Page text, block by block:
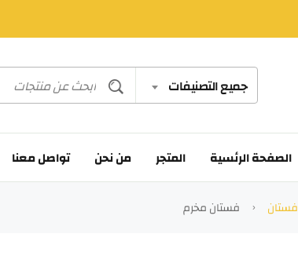
جميع التصنيفات
الصفحة الرئسية المتجر من نحن تواصل معنا
فستان فستان مخرم